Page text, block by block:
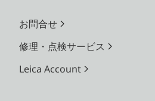
お問合せ
修理・点検サービス
Leica Account